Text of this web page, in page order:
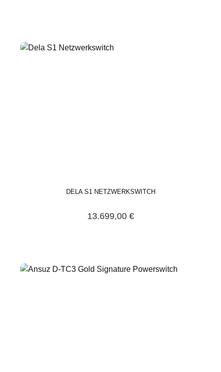
DELA S1 NETZWERKSWITCH
13.699,00 €